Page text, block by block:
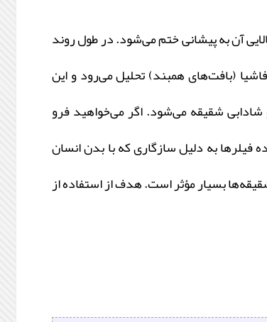
آن به پیشانی ختم می‌شود. در طول روند
(بافت‌های همبند) تحلیل می‌رود و این
شقیقه می‌شود. اگر می‌خواهید فرو
به دلیل سازگاری که با بدن انسان
بسیار مؤثر است. هدف از استفاده از